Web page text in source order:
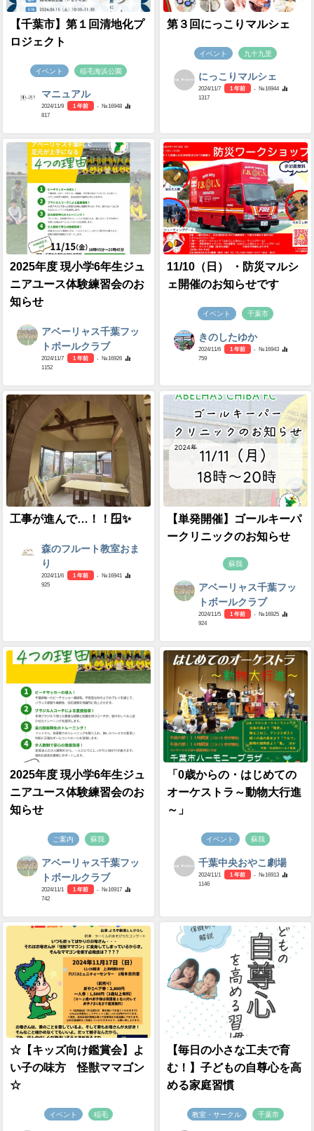
【千葉市】第１回清地化プ
ロジェクト
イベント 稲毛海浜公園
マニュアル
2024/11/9 1 年前
- №16948
817
第３回にっこりマルシェ
イベント 九十九里
にっこりマルシェ
2024/11/7 1 年前
- №16944
1317
2025年度 現小学6年生ジュ
ニアユース体験練習会のお
知らせ
アベーリャス千葉フッ
トボールクラブ
2024/11/7 1 年前
- №16926
1152
11/10（日） ・防災マルシ
ェ開催のお知らせです
イベント 千葉市
きのしたゆか
2024/11/6 1 年前
- №16943
759
工事が進んで…！！🪟✨
森のフルート教室おま
り
2024/11/6 1 年前
- №16941
925
【単発開催】ゴールキーパ
ークリニックのお知らせ
蘇我
アベーリャス千葉フッ
トボールクラブ
2024/11/5 1 年前
- №16925
924
2025年度 現小学6年生ジュ
ニアユース体験練習会のお
知らせ
ご案内 蘇我
アベーリャス千葉フッ
トボールクラブ
2024/11/1 1 年前
- №16917
742
「0歳からの・はじめての
オーケストラ～動物大行進
～」
イベント 蘇我
千葉中央おやこ劇場
2024/11/1 1 年前
- №16913
1146
☆【キッズ向け鑑賞会】よ
い子の味方 怪獣ママゴン
☆
イベント 稲毛
【毎日の小さな工夫で育
む！】子どもの自尊心を高
める家庭習慣
教室・サークル 千葉市